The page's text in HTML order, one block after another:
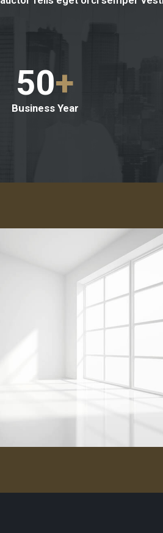
50+
Business Year